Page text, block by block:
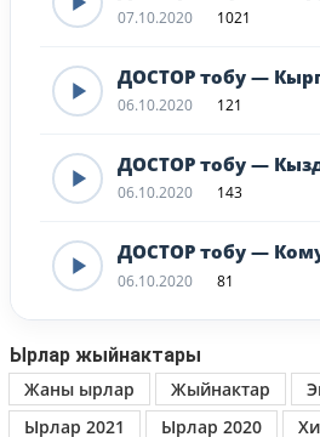
07.10.2020 1021
ДОСТОР тобу —
06.10.2020 121
ДОСТОР тобу —
06.10.2020 143
ДОСТОР тобу —
06.10.2020 81
Ырлар жыйнактары
Жаны ырлар
Жыйнактар
Ырлар 2021
Ырлар 2020